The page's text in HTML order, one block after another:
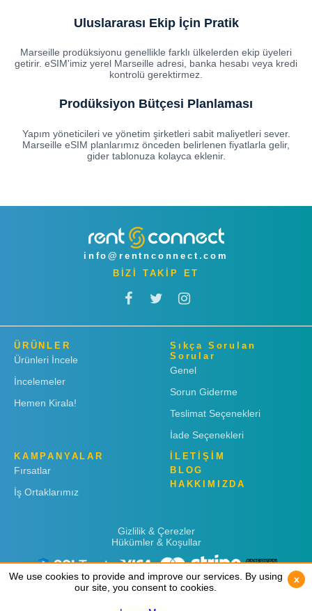
Uluslararası Ekip İçin Pratik
Marseille prodüksiyonu genellikle farklı ülkelerden ekip üyeleri
getirir. eSIM'imiz yerel Marseille adresi, banka hesabı veya kredi
kontrolü gerektirmez.
Prodüksiyon Bütçesi Planlaması
Yapım yöneticileri ve yönetim şirketleri sabit maliyetleri sever.
Marseille eSIM planlarımız önceden belirlenen fiyatlarla gelir,
gider tablonuza kolayca eklenir.
info@rentnconnect.com
BİZİ TAKİP ET
ÜRÜNLER
Ürünleri İncele
İncelemeler
Hemen Kirala!
Sıkça Sorulan
Sorular
Genel
Sorun Giderme
Teslimat Seçenekleri
İade Seçenekleri
KAMPANYALAR
Fırsatlar
İş Ortaklarımız
İLETİŞİM
BLOG
HAKKIMIZDA
Gizlilik & Çerezler
Hükümler & Koşullar
We use cookies to provide and improve our services. By using
our site, you consent to cookies.
x
We use cookies to provide and improve our services. By using
our site, you consent to cookies.
x